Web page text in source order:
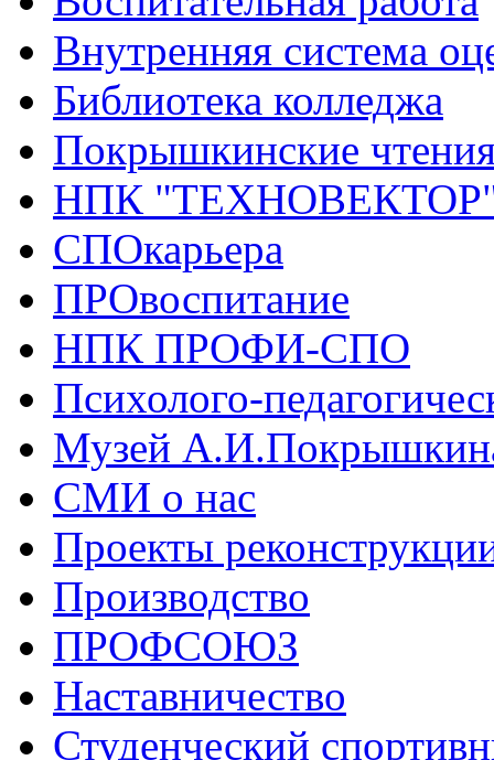
Внутренняя система
Библиотека колледжа
Покрышкинские
НПК
СПОкарьера
ПРОвоспитание
НПК ПРОФИ-СПО
Психолого-
Музей
СМИ о нас
Проекты
Производство
ПРОФСОЮЗ
Наставничество
Студенческий